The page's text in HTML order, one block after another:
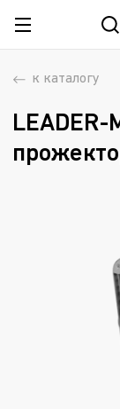
к каталогу